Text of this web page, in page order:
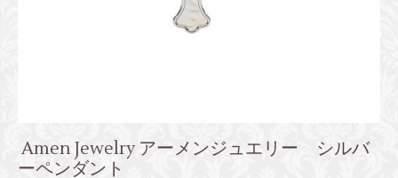
Amen Jewelry アーメンジュエリー シルバ
ーペンダント